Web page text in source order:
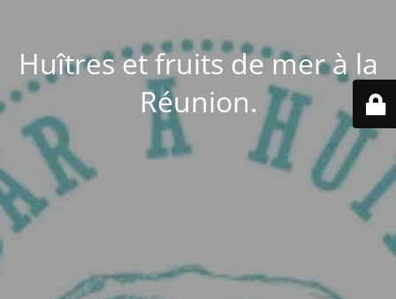
Huîtres et fruits de mer à la
Réunion.